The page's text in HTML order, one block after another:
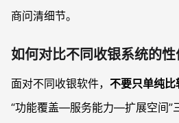
商问清细节。
如何对比不同收银系统的性
面对不同收银软件， 不要只单纯比
“功能覆盖—服务能力—扩展空间”